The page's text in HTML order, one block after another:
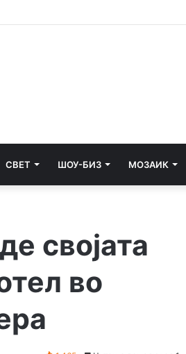
фаза од пругата кон Бугарија
СВЕТ ШОУ-БИЗ МОЗАИК
својата
во